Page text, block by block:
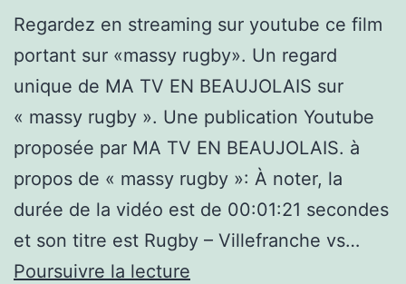
Regardez en streaming sur youtube ce film
portant sur «massy rugby». Un regard
unique de MA TV EN BEAUJOLAIS sur
« massy rugby ». Une publication Youtube
proposée par MA TV EN BEAUJOLAIS. à
propos de « massy rugby »: À noter, la
durée de la vidéo est de 00:01:21 secondes
et son titre est Rugby – Villefranche vs…
Poursuivre la lecture